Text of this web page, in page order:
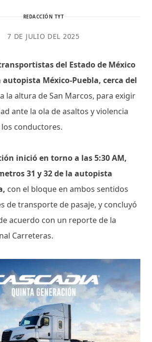
REDACCIÓN TYT
7 DE JULIO DEL 2025
del Estado de México
México-Puebla, cerca del
a la altura de San Marcos, para exigir
ante la ola de asaltos y violencia
conductores.
inició en torno a las 5:30 AM,
31 y 32 de la autopista
con el bloque en ambos sentidos
de transporte de pasaje, y concluyó
acuerdo con un reporte de la
Carreteras.